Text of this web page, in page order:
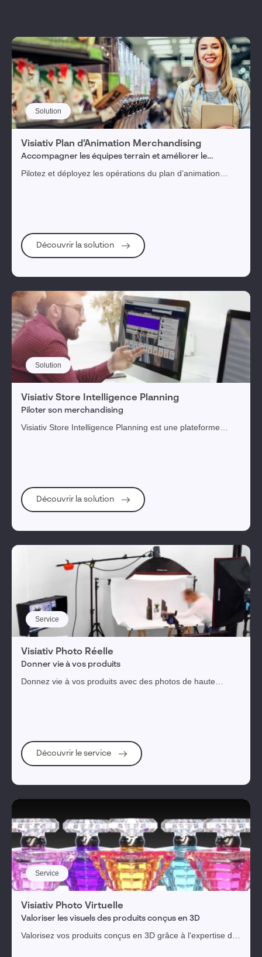
Solution
Visiativ Plan d’Animation Merchandising
Accompagner les équipes terrain et améliorer le
Pilotez et déployez les opérations du plan d’animation
Découvrir la solution
Solution
Visiativ Store Intelligence Planning
Piloter son merchandising
Visiativ Store Intelligence Planning est une plateforme
Découvrir la solution
Service
Visiativ Photo Réelle
Donner vie à vos produits
Donnez vie à vos produits avec des photos de haute
Découvrir le service
Service
Visiativ Photo Virtuelle
Valoriser les visuels des produits conçus en 3D
Valorisez vos produits conçus en 3D grâce à l'expertise de